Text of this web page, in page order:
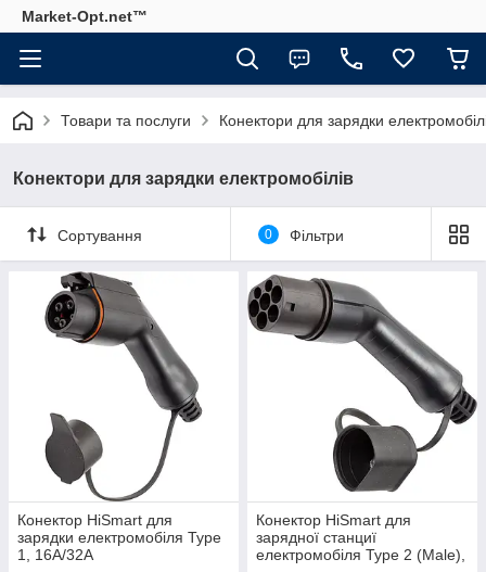
Market-Opt.net™
Товари та послуги Конектори для зарядки
Конектори для зарядки електромобілів
Сортування 0 Фільтри
Конектор HiSmart для
зарядки електромобіля Type
1, 16A/32A
Конектор HiSmart для
зарядної станциї
електромобіля Type 2 (Male),